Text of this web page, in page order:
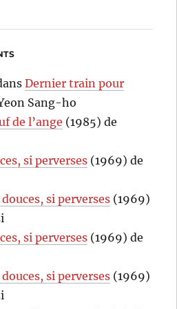
Dernier train pour
Sang-ho
de l’ange (1985) de
si perverses (1969) de
douces, si perverses (1969)
si perverses (1969) de
douces, si perverses (1969)